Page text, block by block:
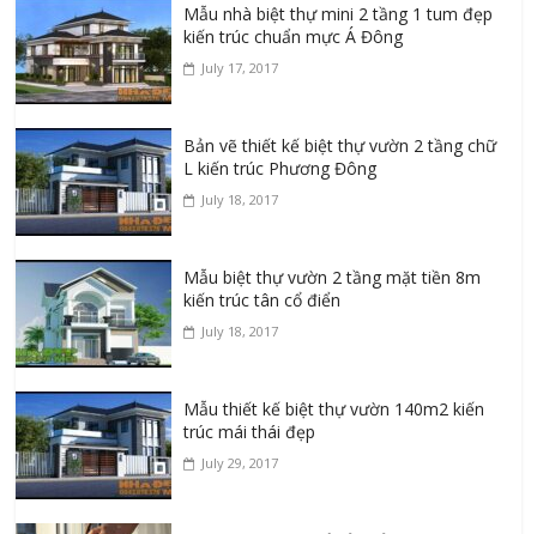
Mẫu nhà biệt thự mini 2 tầng 1 tum đẹp
kiến trúc chuẩn mực Á Đông
July 17, 2017
Bản vẽ thiết kế biệt thự vườn 2 tầng chữ
L kiến trúc Phương Đông
July 18, 2017
Mẫu biệt thự vườn 2 tầng mặt tiền 8m
kiến trúc tân cổ điển
July 18, 2017
Mẫu thiết kế biệt thự vườn 140m2 kiến
trúc mái thái đẹp
July 29, 2017